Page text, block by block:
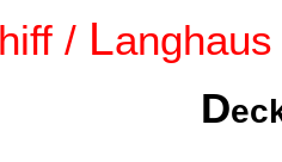
/ Langhaus
D